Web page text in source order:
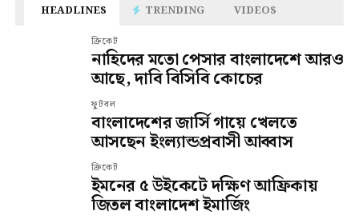
HEADLINES TRENDING VIDEOS
ক্রিকেট
নাহিদের মতো পেসার বাংলাদেশে আরও
আছে, দাবি বিসিবি কোচের
ফুটবল
বাংলাদেশের জার্সি গায়ে খেলতে
আসছেন ইংল্যান্ডপ্রবাসী আব্বাস
ক্রিকেট
ইমনের ৫ উইকেটে দক্ষিণ আফ্রিকায়
জিতল বাংলাদেশ ইমার্জিং